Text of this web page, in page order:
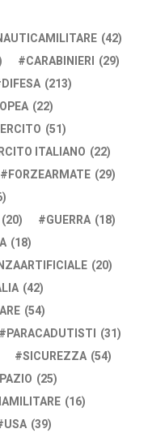
(42)
CARABINIERI (29)
DIFESA (213)
(22)
(51)
ITALIANO (22)
FORZEARMATE (29)
(20) GUERRA (18)
(18)
(20)
(42)
(54)
PARACADUTISTI (31)
SICUREZZA (54)
(25)
(16)
USA (39)